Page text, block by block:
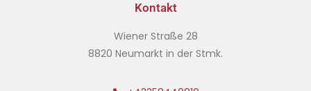
Kontakt
Wiener Straße 28
8820 Neumarkt in der Stmk.